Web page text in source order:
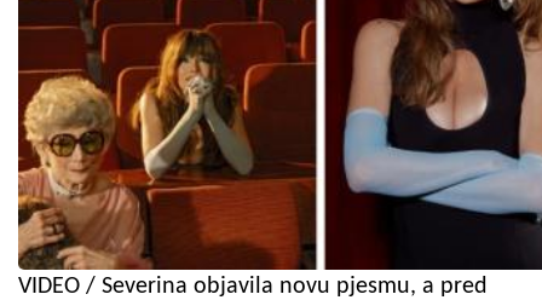
VIDEO / Severina objavila novu pjesmu, a pred